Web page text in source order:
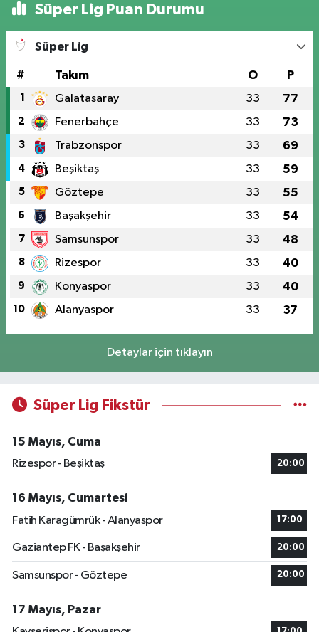
Süper Lig Puan Durumu
Süper Lig
# Takım O P
1 Galatasaray 33 77
2 Fenerbahçe 33 73
3 Trabzonspor 33 69
4 Beşiktaş 33 59
5 Göztepe 33 55
6 Başakşehir 33 54
7 Samsunspor 33 48
8 Rizespor 33 40
9 Konyaspor 33 40
10 Alanyaspor 33 37
Detaylar için tıklayın
Süper Lig Fikstür
15 Mayıs, Cuma
Rizespor - Beşiktaş
20:00
16 Mayıs, Cumartesi
Fatih Karagümrük - Alanyaspor
17:00
Gaziantep FK - Başakşehir 20:00
Samsunspor - Göztepe 20:00
17 Mayıs, Pazar